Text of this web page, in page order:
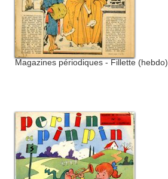
Magazines périodiques - Fillette (hebdo)